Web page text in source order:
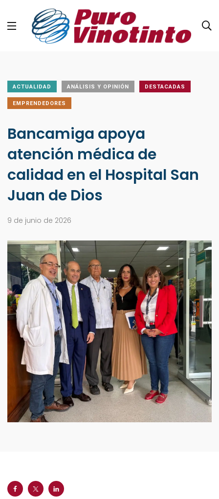
ACTUALIDAD ANÁLISIS Y OPINIÓN DESTACADAS
EMPRENDEDORES
Bancamiga apoya
atención médica de
calidad en el Hospital San
Juan de Dios
9 de junio de 2026